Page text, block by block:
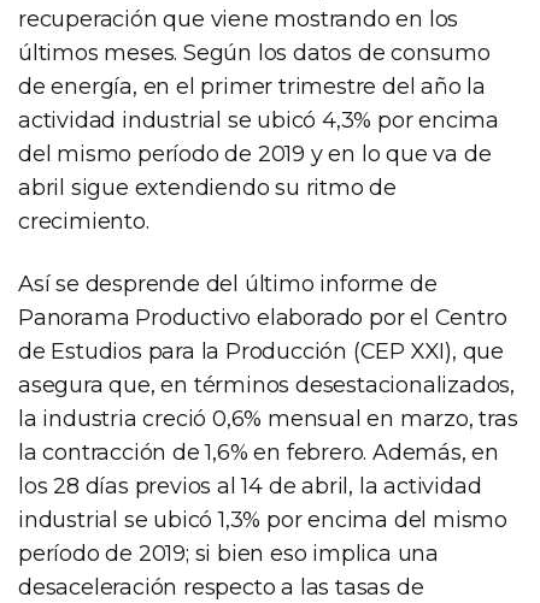
recuperación que viene mostrando en los
últimos meses. Según los datos de consumo
de energía, en el primer trimestre del año la
actividad industrial se ubicó 4,3% por encima
del mismo período de 2019 y en lo que va de
abril sigue extendiendo su ritmo de
crecimiento.
Así se desprende del último informe de
Panorama Productivo elaborado por el Centro
de Estudios para la Producción (CEP XXI), que
asegura que, en términos desestacionalizados,
la industria creció 0,6% mensual en marzo, tras
la contracción de 1,6% en febrero. Además, en
los 28 días previos al 14 de abril, la actividad
industrial se ubicó 1,3% por encima del mismo
período de 2019; si bien eso implica una
desaceleración respecto a las tasas de